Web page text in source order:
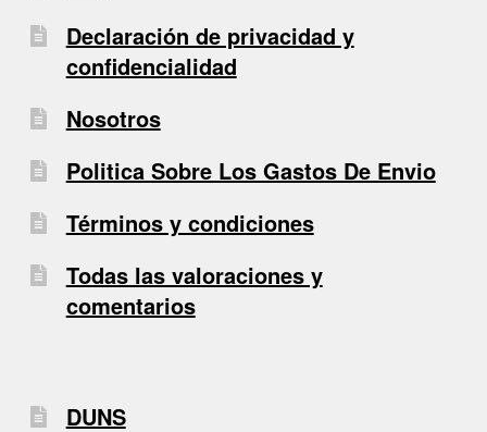
Declaración de privacidad y
confidencialidad
Nosotros
Politica Sobre Los Gastos De Envio
Términos y condiciones
Todas las valoraciones y
comentarios
DUNS